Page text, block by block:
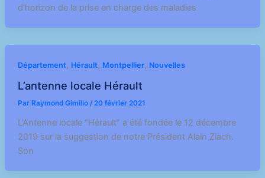
d’horizon de la prise en charge des maladies
Département, Hérault, Montpellier, Nouvelles
L’antenne locale Hérault
Par Raymond Gimilio / 20 février 2021
L’Antenne locale “Hérault” a été fondée le 12 décembre
2019 sur la suggestion de notre Président Alain Ziach.
Son